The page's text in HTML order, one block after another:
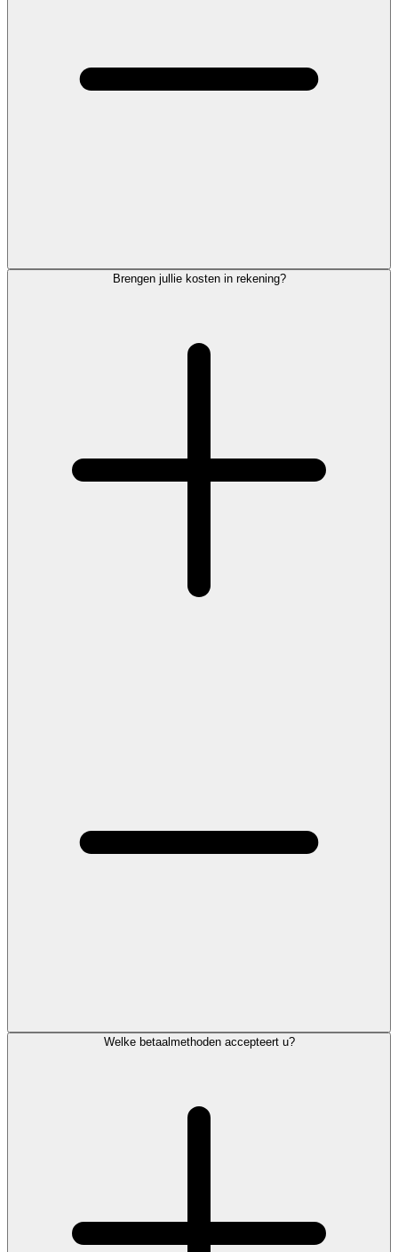
Brengen jullie kosten in rekening?
Welke betaalmethoden accepteert u?